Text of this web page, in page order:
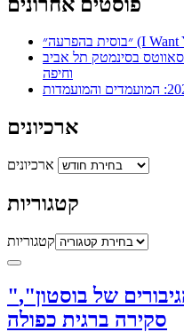
בסינמטק תל אביב
וחיפה
ארכיונים
ארכיונים
קטגוריות
קטגוריות
"אסון בלב ים" + "הגיבורים של בוסטון",
סקירה ברגית כפולה